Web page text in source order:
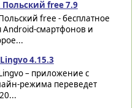
free 7.9
free - бесплатное
смартфонов и
4.15.3
– приложение с
режима переведет